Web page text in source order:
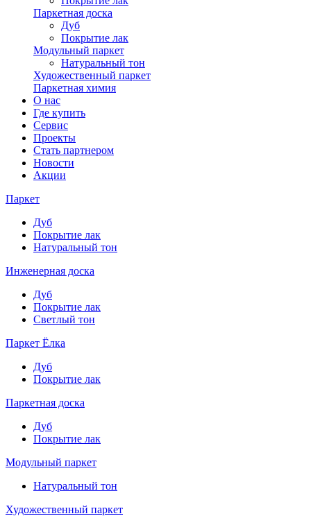
Паркетная доска
Дуб
Покрытие лак
Модульный паркет
Натуральный тон
Художественный паркет
Паркетная химия
О нас
Где купить
Сервис
Проекты
Стать партнером
Новости
Акции
Паркет
Дуб
Покрытие лак
Натуральный тон
Инженерная доска
Дуб
Покрытие лак
Светлый тон
Паркет Ёлка
Дуб
Покрытие лак
Паркетная доска
Дуб
Покрытие лак
Модульный паркет
Натуральный тон
Художественный паркет